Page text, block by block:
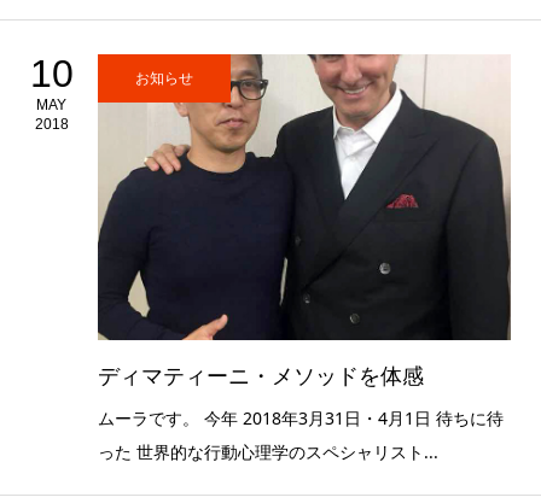
10
MAY
2018
お知らせ
ディマティーニ・メソッドを体感
ムーラです。 今年 2018年3月31日・4月1日 待ちに待
った 世界的な行動心理学のスペシャリスト...